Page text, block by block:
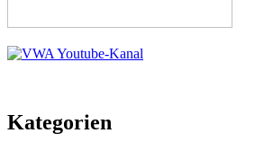
Kategorien